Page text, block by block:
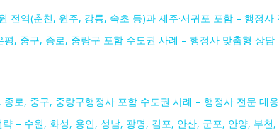
전역(춘천, 원주, 강릉, 속초 등)과 제주·서귀포 포함 – 행정사
, 중구, 종로, 중랑구 포함 수도권 사례 – 행정사 맞춤형 상담
로, 중구, 중랑구행정사 포함 수도권 사례 – 행정사 전문 대응
– 수원, 화성, 용인, 성남, 광명, 김포, 안산, 군포, 안양, 부천